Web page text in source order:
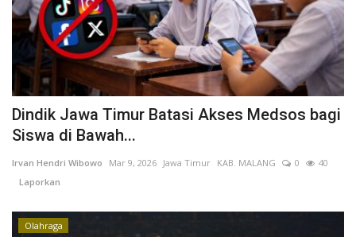
Kesehatan
Layanan Publik
Perempuan/Anak
Dindik Jawa Timur Batasi Akses Medsos bagi
Siswa di Bawah...
Irvan Hendri Wibowo Mar 9, 2026 Jawa Timur KAB. MALANG 0
40
Laporkan
Olahraga